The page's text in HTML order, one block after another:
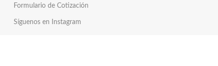
Formulario de Cotización
Síguenos en Instagram